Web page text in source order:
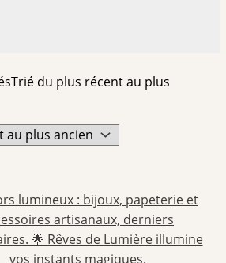
Trié du plus récent au plus